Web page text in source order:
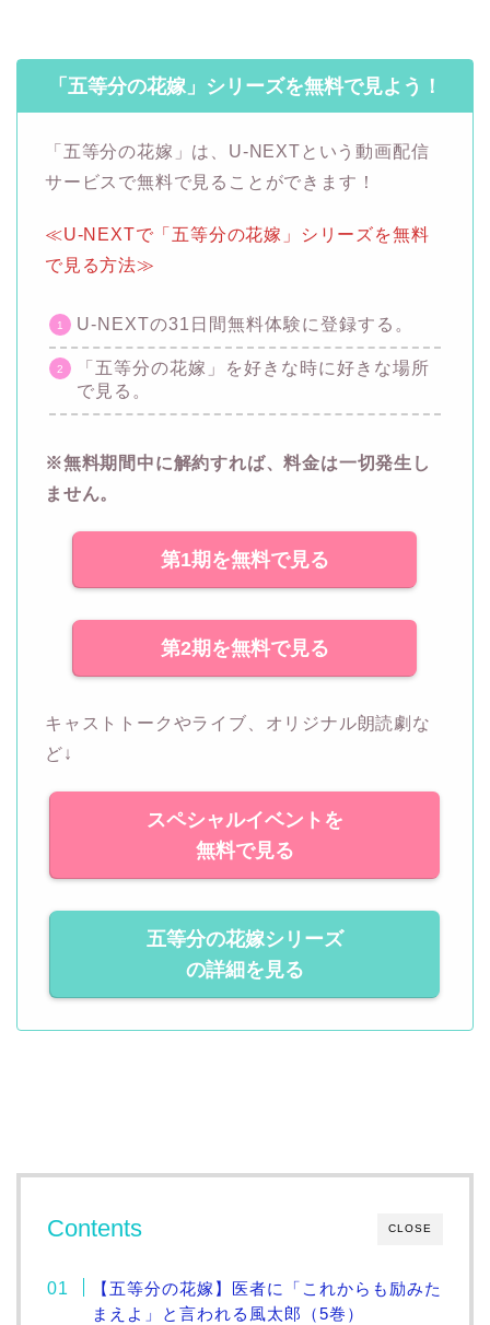
「五等分の花嫁」シリーズを無料で見よう！
「五等分の花嫁」は、U-NEXTという動画配信
サービスで無料で見ることができます！
≪U-NEXTで「五等分の花嫁」シリーズを無料
で見る方法≫
U-NEXTの31日間無料体験に登録する。
「五等分の花嫁」を好きな時に好きな場所
で見る。
※無料期間中に解約すれば、料金は一切発生し
ません。
第1期を無料で見る
第2期を無料で見る
キャストトークやライブ、オリジナル朗読劇な
ど↓
スペシャルイベントを
無料で見る
五等分の花嫁シリーズ
の詳細を見る
CLOSE
Contents
【五等分の花嫁】医者に「これからも励みた
まえよ」と言われる風太郎（5巻）